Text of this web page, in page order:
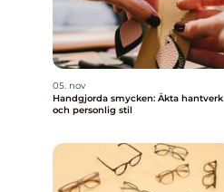
05. nov
Handgjorda smycken: Äkta hantverk
och personlig stil